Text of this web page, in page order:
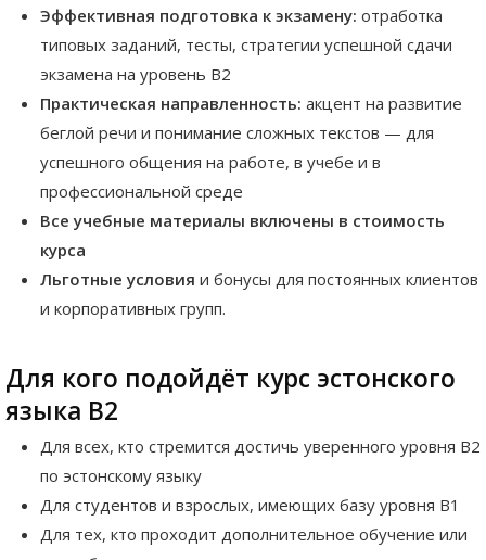
Эффективная подготовка к экзамену: отработка
типовых заданий, тесты, стратегии успешной сдачи
экзамена на уровень B2
Практическая направленность: акцент на развитие
беглой речи и понимание сложных текстов — для
успешного общения на работе, в учебе и в
профессиональной среде
Все учебные материалы включены в стоимость
курса
Льготные условия и бонусы для постоянных клиентов
и корпоративных групп.
Для кого подойдёт курс эстонского
языка B2
Для всех, кто стремится достичь уверенного уровня B2
по эстонскому языку
Для студентов и взрослых, имеющих базу уровня B1
Для тех, кто проходит дополнительное обучение или